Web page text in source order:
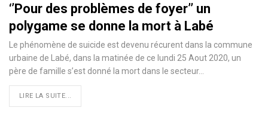
‘’Pour des problèmes de foyer’’ un
polygame se donne la mort à Labé
Le phénomène de suicide est devenu récurent dans la commune
urbaine de Labé, dans la matinée de ce lundi 25 Aout 2020, un
père de famille s’est donné la mort dans le secteur…
LIRE LA SUITE...